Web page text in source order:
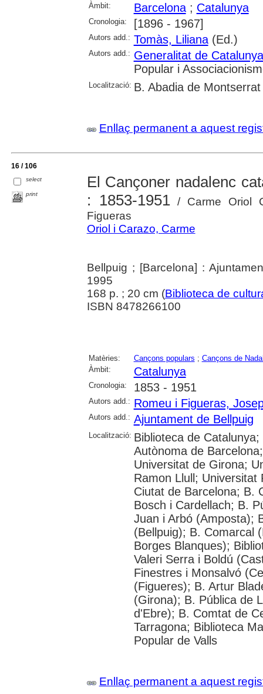
Àmbit: Barcelona; Catalunya
Cronologia: [1896 - 1967]
Autors add.: Tomàs, Liliana(Ed.)
Autors add.: Generalitat de Catalunya
Popular i
Localització: B. Abadia de Montserrat
Enllaç permanent a aquest
16 / 106
select
print
El Cançoner nadalenc
: 1853-1951/ Carme Oriol
Figueras
Oriol i Carazo, Carme
Bellpuig ; [Barcelona] :
1995
168 p. ; 20 cm (Biblioteca de
ISBN 8478266100
Matèries: Cançons populars ; Cançons de
Àmbit:
Catalunya
Cronologia: 1853 - 1951
Autors add.: Romeu i Figueras,
Autors add.: Ajuntament de Bellpuig
Localització: Biblioteca de
Autònoma de
Universitat de Girona;
Ramon Llull; Universitat
Ciutat de Barcelona; B.
Bosch i Cardellach; B.
Juan i Arbó (Amposta);
(Bellpuig); B. Comarcal
Borges Blanques);
Valeri Serra i Boldú
Finestres i Monsalvó
(Figueres); B. Artur
(Girona); B. Pública de
d'Ebre); B. Comtat de
Tarragona; Biblioteca
Popular de Valls
Enllaç permanent a aquest